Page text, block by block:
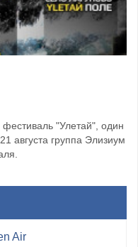
фестиваль "Улетай", один
августа группа Элизиум
Air